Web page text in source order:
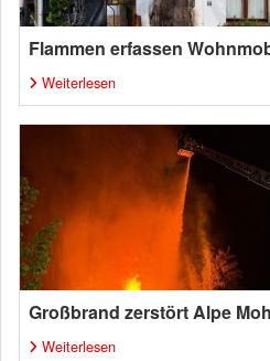
Flammen erfassen
Weiterlesen
Großbrand zerstört Alpe
Weiterlesen